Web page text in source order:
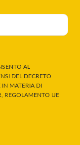
AL
DEL DECRETO
MATERIA DI
REGOLAMENTO UE